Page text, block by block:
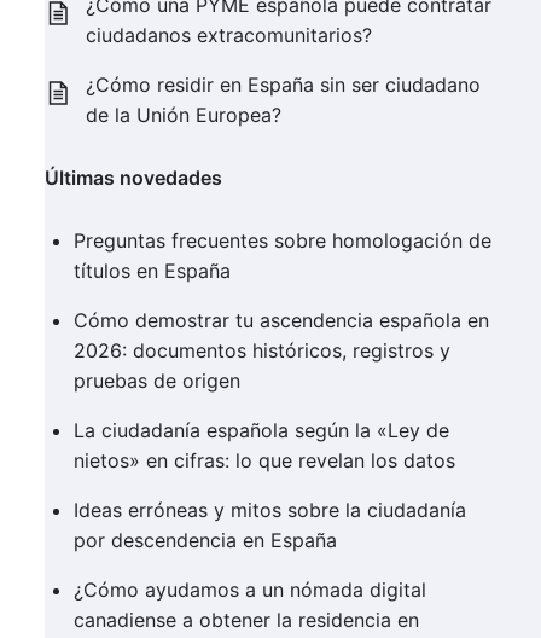
¿Cómo una PYME española puede contratar
ciudadanos extracomunitarios?
¿Cómo residir en España sin ser ciudadano
de la Unión Europea?
Últimas novedades
Preguntas frecuentes sobre homologación de
títulos en España
Cómo demostrar tu ascendencia española en
2026: documentos históricos, registros y
pruebas de origen
La ciudadanía española según la «Ley de
nietos» en cifras: lo que revelan los datos
Ideas erróneas y mitos sobre la ciudadanía
por descendencia en España
¿Cómo ayudamos a un nómada digital
canadiense a obtener la residencia en